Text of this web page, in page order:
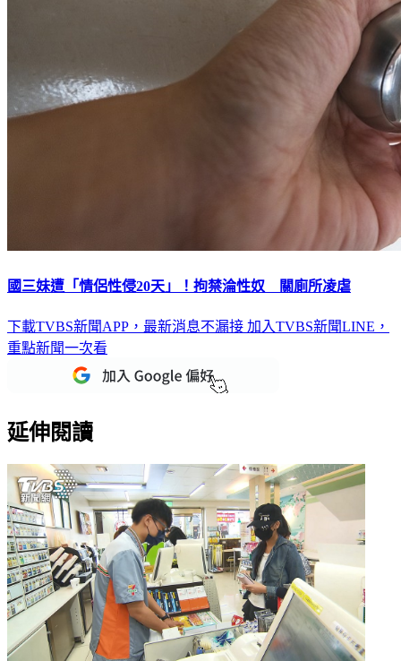
國三妹遭「情侶性侵20天」！拘禁淪性奴 關廁所凌虐
下載TVBS新聞APP，最新消息不漏接 加入TVBS新聞LINE，
重點新聞一次看
延伸閱讀